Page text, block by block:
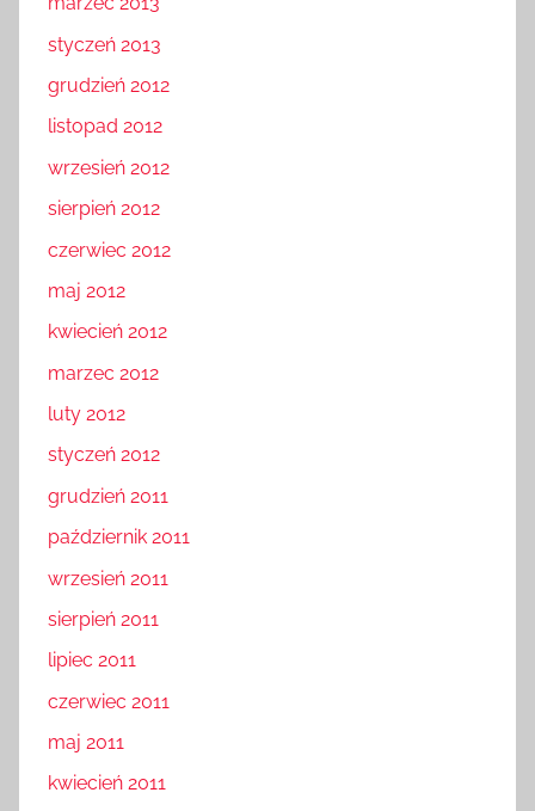
styczeń 2013
grudzień 2012
listopad 2012
wrzesień 2012
sierpień 2012
czerwiec 2012
maj 2012
kwiecień 2012
marzec 2012
luty 2012
styczeń 2012
grudzień 2011
październik 2011
wrzesień 2011
sierpień 2011
lipiec 2011
czerwiec 2011
maj 2011
kwiecień 2011